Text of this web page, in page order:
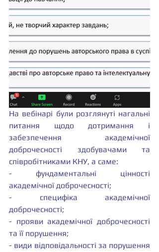
На вебінарі були розглянуті нагальні
питання щодо дотримання і
забезпечення академічної
доброчесності здобувачами та
співробітниками КНУ, а саме:
- фундаментальні цінності
академічної доброчесності;
- специфіка академічної
доброчесності;
- прояви академічної доброчесності
та її порушення;
- види відповідальності за порушення